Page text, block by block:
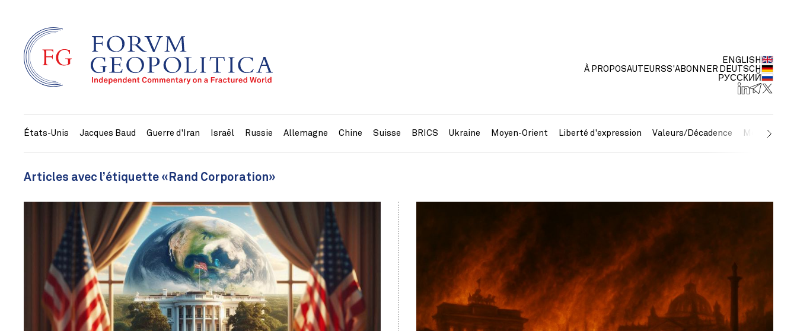
À PROPOSAUTEURSS'ABONNER
ENGLISH
DEUTSCH
РУССКИЙ
États-Unis Jacques Baud Guerre d'Iran Israël Russie Allemagne Chine Suisse BRICS Ukraine Moyen-Orient Liberté d'expression Valeurs/Décadence Métaux
Articles avec l’étiquette «Rand Corporation»